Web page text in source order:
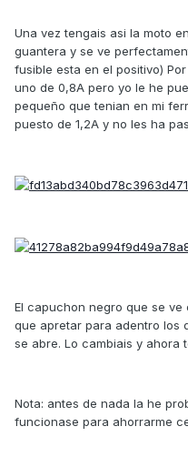
Una vez tengais asi la moto
guantera y se ve
fusible esta en el positivo)
uno de 0,8A pero yo le he
pequeño que tenian en mi
puesto de 1,2A y no les ha
El capuchon negro que se ve
que apretar para adentro los
se abre. Lo cambiais y ahora
Nota: antes de nada la he
funcionase para ahorrarme